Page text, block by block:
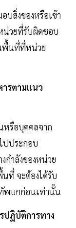
บสิ่งของหรือเข้า
น่วยที่รับผิดชอบ
พื้นที่ที่หน่วย
รตามแนว
รือบุคคลจาก
ปประกอบ
กำลังของหน่วย
ที่ จะต้องได้รับ
พบกก่อนเท่านั้น
ปฏิบัติการทาง